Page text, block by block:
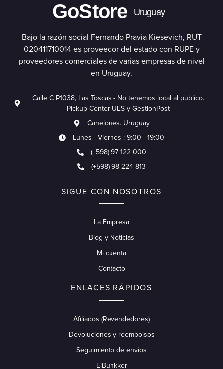
GoStore Uruguay
Bajo la razón social Fernando Pravia Kiesevich, RUT
020411710014 es proveedor del estado con RUPE y
proveedores comerciales de varias empresas de nivel
en Uruguay.
Calle C P1038, Las Toscas - No tenemos local al publico.
Pickup Center UES y GestionPost
Canelones. Uruguay
Lunes - Viernes : 9:00 - 19:00
(+598) 97 122 000
(+598) 98 224 813
SIGUE CON NOSOTROS
La Empresa
Blog y Noticias
Mi cuenta
Contacto
ENLACES RÁPIDOS
Afiliados (Revendedores)
Devoluciones y reembolsos
Seguimiento de envios
ElBunkker